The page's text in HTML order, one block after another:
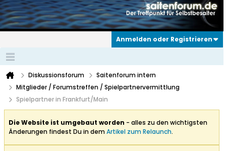
Anmelden oder Registrieren
Diskussionsforum
Saitenforum intern
Mitglieder / Forumstreffen / Spielpartnervermittlung
Spielpartner in Frankfurt/Main
Die Website ist umgebaut worden - alles zu den wichtigsten
Änderungen findest Du in demArtikel zum Relaunch.